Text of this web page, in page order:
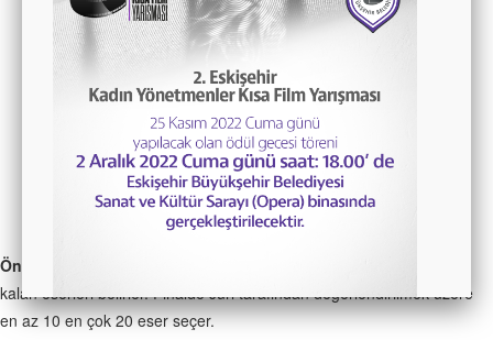
JÜRİ ÜYELERİ
Ön Jüri:
kalan eserleri belirler. Finalde Jüri tarafından değerlendirilmek üzere
en az 10 en çok 20 eser seçer.